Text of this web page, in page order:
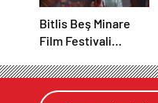
Bitlis Beş Minare
Film Festivali